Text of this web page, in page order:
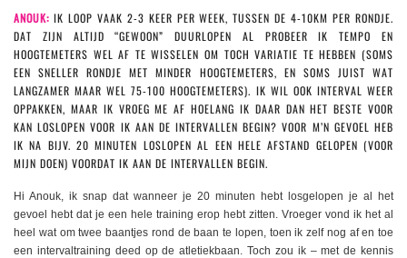
ANOUK: IK LOOP VAAK 2-3 KEER PER WEEK, TUSSEN DE 4-10KM PER RONDJE.
DAT ZIJN ALTIJD “GEWOON” DUURLOPEN AL PROBEER IK TEMPO EN
HOOGTEMETERS WEL AF TE WISSELEN OM TOCH VARIATIE TE HEBBEN (SOMS
EEN SNELLER RONDJE MET MINDER HOOGTEMETERS, EN SOMS JUIST WAT
LANGZAMER MAAR WEL 75-100 HOOGTEMETERS). IK WIL OOK INTERVAL WEER
OPPAKKEN, MAAR IK VROEG ME AF HOELANG IK DAAR DAN HET BESTE VOOR
KAN LOSLOPEN VOOR IK AAN DE INTERVALLEN BEGIN? VOOR M’N GEVOEL HEB
IK NA BIJV. 20 MINUTEN LOSLOPEN AL EEN HELE AFSTAND GELOPEN (VOOR
MIJN DOEN) VOORDAT IK AAN DE INTERVALLEN BEGIN.
Hi Anouk, ik snap dat wanneer je 20 minuten hebt losgelopen je al het
gevoel hebt dat je een hele training erop hebt zitten. Vroeger vond ik het al
heel wat om twee baantjes rond de baan te lopen, toen ik zelf nog af en toe
een intervaltraining deed op de atletiekbaan. Toch zou ik – met de kennis